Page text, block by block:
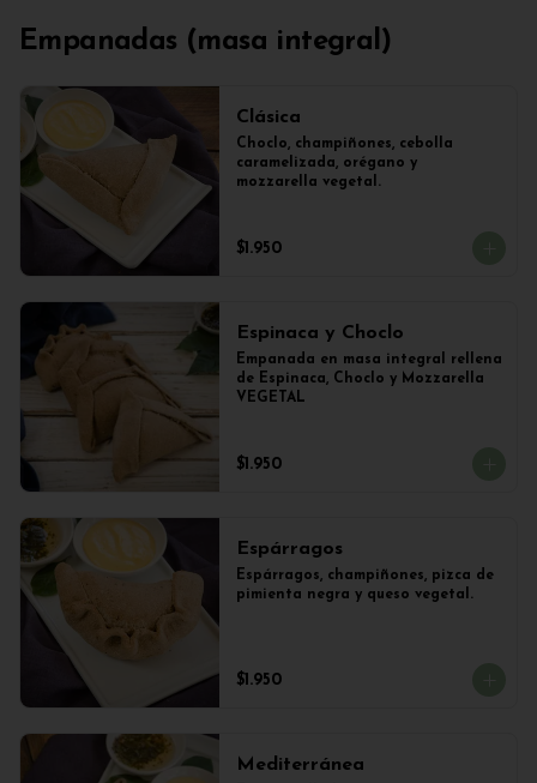
Empanadas (masa integral)
Clásica
Choclo, champiñones, cebolla
caramelizada, orégano y
mozzarella vegetal.
$1.950
Espinaca y Choclo
Empanada en masa integral rellena
de Espinaca, Choclo y Mozzarella
VEGETAL
$1.950
Espárragos
Espárragos, champiñones, pizca de
pimienta negra y queso vegetal.
$1.950
Mediterránea